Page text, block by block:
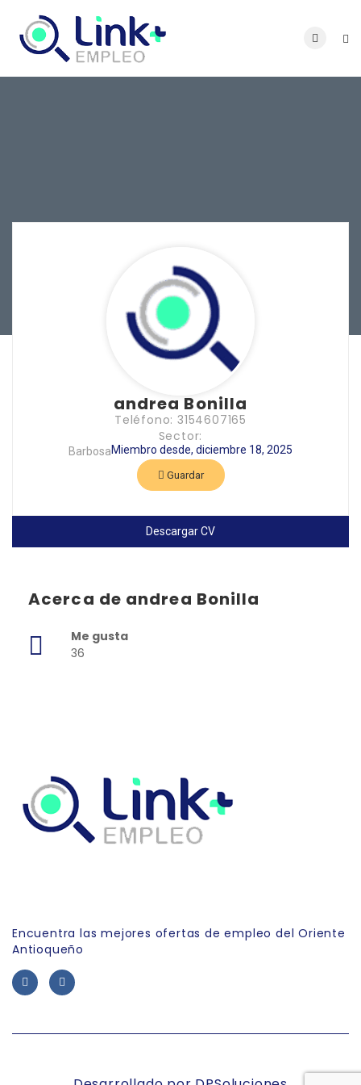
andrea Bonilla
Teléfono: 3154607165
Sector:
BarbosaMiembro desde, diciembre 18, 2025
Guardar
Descargar CV
Acerca de andrea Bonilla
Me gusta
36
Encuentra las mejores ofertas de empleo del Oriente
Antioqueño